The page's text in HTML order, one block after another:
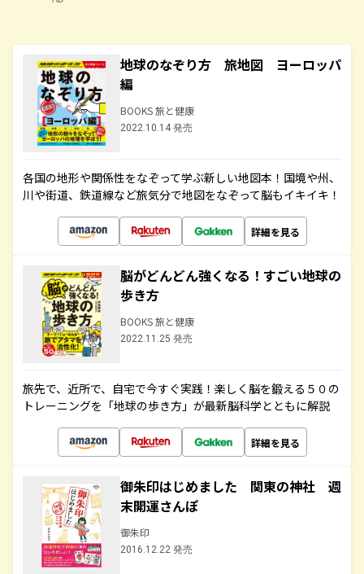
地球のなぞり方 旅地図 ヨーロッパ
編
BOOKS 旅と健康
2022.10.14 発売
各国の地形や関係性をなぞって学ぶ新しい地図本！国境や州、
川や街道、鉄道線など旅気分で地図をなぞって脳もイキイキ！
詳細を見る
脳がどんどん強くなる！すごい地球の
歩き方
BOOKS 旅と健康
2022.11.25 発売
旅先で、近所で、自宅で今すぐ実践！楽しく脳を鍛える５０の
トレーニングを「地球の歩き方」が最新脳科学とともに解説
詳細を見る
御朱印はじめました 関東の神社 週
末開運さんぽ
御朱印
2016.12.22 発売